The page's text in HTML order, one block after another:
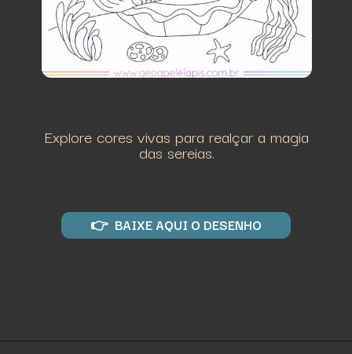
Explore cores vivas para realçar a magia
das sereias.
👉 BAIXE AQUI O DESENHO